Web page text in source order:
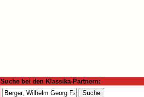
Suche bei den Klassika-Partnern: